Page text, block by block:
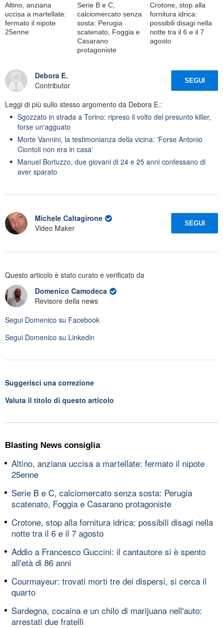
Altino, anziana
uccisa a martellate:
fermato il nipote
25enne
Serie B e C,
calciomercato senza
sosta: Perugia
scatenato, Foggia e
Casarano
protagoniste
Crotone, stop alla
fornitura idrica:
possibili disagi nella
notte tra il 6 e il 7
agosto
Debora E.
Contributor
SEGUI
Leggi di più sullo stesso argomento da Debora E.:
Sgozzato in strada a Torino: ripreso il volto del presunto killer,
forse un'agguato
Morte Vannini, la testimonianza della vicina: 'Forse Antonio
Ciontoli non era in casa'
Manuel Bortuzzo, due giovani di 24 e 25 anni confessano di
aver sparato
Michele Caltagirone
Video Maker
SEGUI
Questo articolo è stato curato e verificato da
Domenico Camodeca
Revisore della news
Segui Domenico su Facebook
Segui Domenico su Linkedin
Suggerisci una correzione
Valuta il titolo di questo articolo
Blasting News consiglia
Altino, anziana uccisa a martellate: fermato il nipote
25enne
Serie B e C, calciomercato senza sosta: Perugia
scatenato, Foggia e Casarano protagoniste
Crotone, stop alla fornitura idrica: possibili disagi nella
notte tra il 6 e il 7 agosto
Addio a Francesco Guccini: il cantautore si è spento
all'età di 86 anni
Courmayeur: trovati morti tre dei dispersi, si cerca il
quarto
Sardegna, cocaina e un chilo di marijuana nell'auto:
arrestati due fratelli